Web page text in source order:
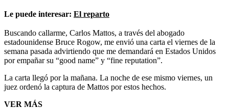
Le puede interesar: El reparto
Buscando callarme, Carlos Mattos, a través del abogado
estadounidense Bruce Rogow, me envió una carta el viernes de la
semana pasada advirtiendo que me demandará en Estados Unidos
por empañar su “good name” y “fine reputation”.
La carta llegó por la mañana. La noche de ese mismo viernes, un
juez ordenó la captura de Mattos por estos hechos.
VER MÁS